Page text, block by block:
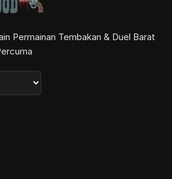
Permainan Tembakan & Duel Barat